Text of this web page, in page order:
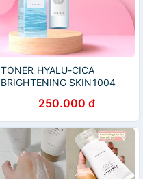
TONER HYALU-CICA
BRIGHTENING SKIN1004
250.000 đ